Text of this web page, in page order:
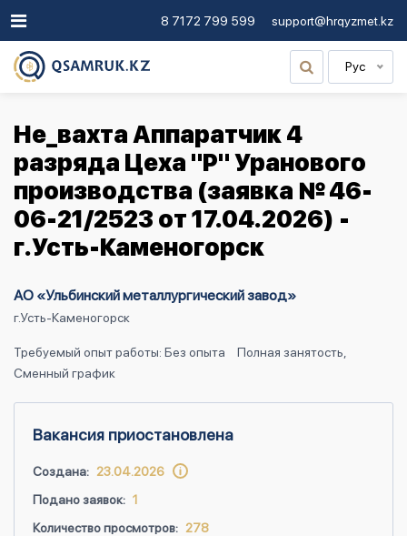
8 7172 799 599 support@hrqyzmet.kz
Рус
Не_вахта Аппаратчик 4
разряда Цеха "Р" Уранового
производства (заявка № 46-
06-21/2523 от 17.04.2026) -
г.Усть-Каменогорск
АО «Ульбинский металлургический завод»
г.Усть-Каменогорск
Требуемый опыт работы: Без опыта
Полная занятость,
Сменный график
Вакансия приостановлена
Создана: 23.04.2026
Подано заявок: 1
Количество просмотров: 278